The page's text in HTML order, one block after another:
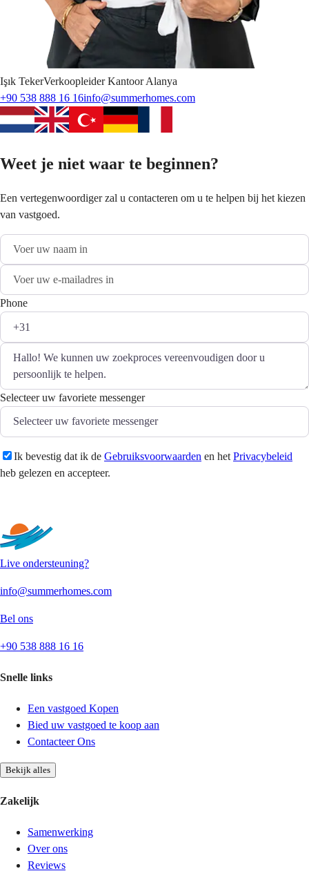
Işık TekerVerkoopleider Kantoor Alanya
+90 538 888 16 16info@summerhomes.com
Weet je niet waar te beginnen?
Een vertegenwoordiger zal u contacteren om u te helpen bij het kiezen
van vastgoed.
Phone
Selecteer uw favoriete messenger
Ik bevestig dat ik de Gebruiksvoorwaarden en het Privacybeleid
heb gelezen en accepteer.
Live ondersteuning?
info@summerhomes.com
Bel ons
+90 538 888 16 16
Snelle links
Een vastgoed Kopen
Bied uw vastgoed te koop aan
Contacteer Ons
Bekijk alles
Zakelijk
Samenwerking
Over ons
Reviews